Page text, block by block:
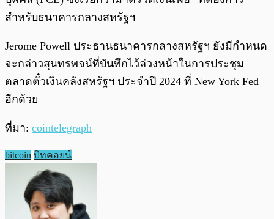
สำหรับธนาคารกลางสหรัฐฯ
Jerome Powell ประธานธนาคารกลางสหรัฐฯ ยังมีกำหนด
จะกล่าวสุนทรพจน์ที่บันทึกไว้ล่วงหน้าในการประชุม
ตลาดตั๋วเงินคลังสหรัฐฯ ประจำปี 2024 ที่ New York Fed
อีกด้วย
ที่มา: cointelegraph
bitcoin บิทคอยน์